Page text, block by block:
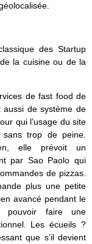
des Startup
la cuisine ou de la
de fast food de
aussi de système de
qui l’usage du site
trop de peine.
elle prévoit un
par Sao Paolo qui
de pizzas.
plus une petite
avancé pendant le
pouvoir faire une
Les écueils ?
que s’il devient